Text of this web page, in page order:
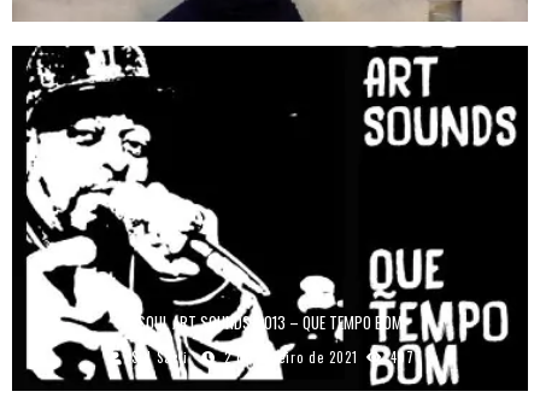
SOUL ART SOUNDS #013 – QUE TEMPO BOM
Sid Sacii 2 de janeiro de 2021 4077